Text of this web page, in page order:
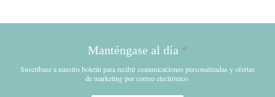
Manténgase al día *
Suscríbase a nuestro boletín para recibir comunicaciones personalizadas y ofertas
de marketing por correo electrónico.